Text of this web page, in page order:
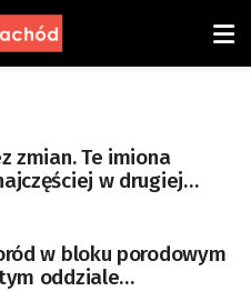
zmian. Te imiona
w drugiej
w bloku porodowym
oddziale